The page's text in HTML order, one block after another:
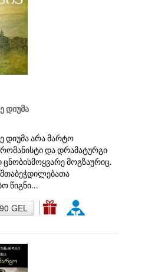
დიუმა
დიუმა არა მარტო
და დრამატურგი
ცნობისმოყვარე მოგზაურიც.
წიგნი...
GEL